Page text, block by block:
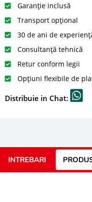
Garanție inclusă
Transport opțional
30 de ani de
Consultanță tehnică
Retur conform legii
Opțiuni flexibile de
Distribuie in Chat:
INTREBARI